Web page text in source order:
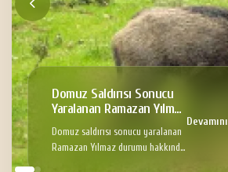
Domuz Saldırısı Sonucu
Yaralanan Ramazan Yılmaz
Hakkında
Domuz saldırısı sonucu yaralanan
Ramazan Yılmaz durumu hakkında